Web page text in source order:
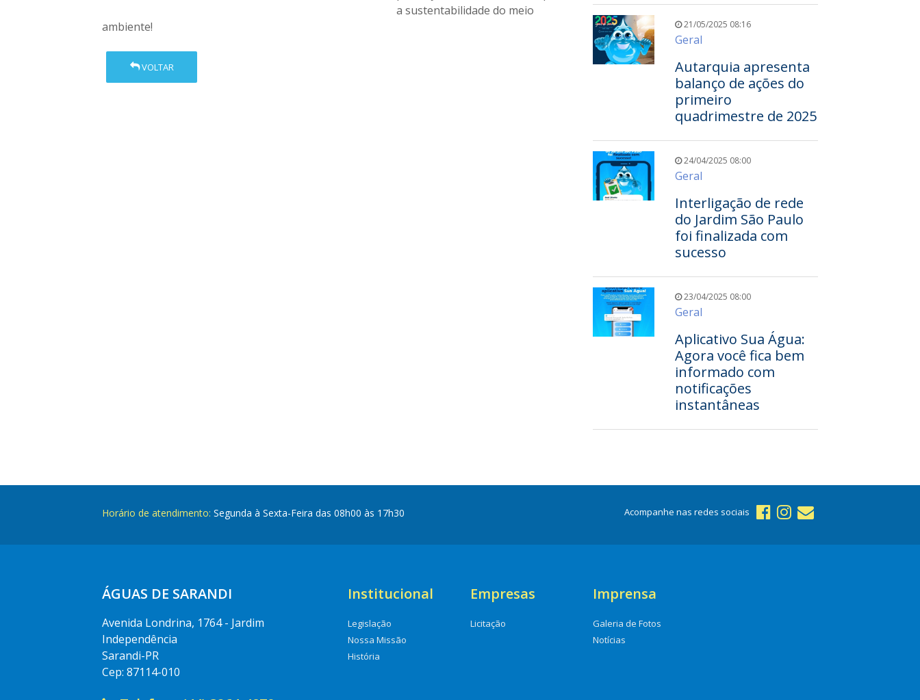
a sustentabilidade do meio
ambiente!
VOLTAR
21/05/2025 08:16
Geral
Autarquia apresenta
balanço de ações do
primeiro
quadrimestre de 2025
24/04/2025 08:00
Geral
Interligação de rede
do Jardim São Paulo
foi finalizada com
sucesso
23/04/2025 08:00
Geral
Aplicativo Sua Água:
Agora você fica bem
informado com
notificações
instantâneas
Horário de atendimento: Segunda à Sexta-Feira das 08h00 às 17h30 Acompanhe nas redes sociais
ÁGUAS DE SARANDI
Avenida Londrina, 1764 - Jardim
Independência
Sarandi-PR
Cep: 87114-010
Institucional
Legislação
Nossa Missão
História
Empresas
Licitação
Imprensa
Galeria de Fotos
Notícias